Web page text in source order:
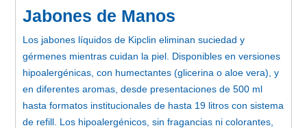
Jabones de Manos
Los jabones líquidos de Kipclin eliminan suciedad y
gérmenes mientras cuidan la piel. Disponibles en versiones
hipoalergénicas, con humectantes (glicerina o aloe vera), y
en diferentes aromas, desde presentaciones de 500 ml
hasta formatos institucionales de hasta 19 litros con sistema
de refill. Los hipoalergénicos, sin fragancias ni colorantes,